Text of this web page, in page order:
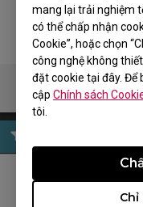
mang lại trải nghiệm
có thể chấp nhận
Cookie”, hoặc chọn
công nghệ không
đặt cookie tại đây. Để
cập Chính sách
tôi.
THEO DÕI ZOWIE